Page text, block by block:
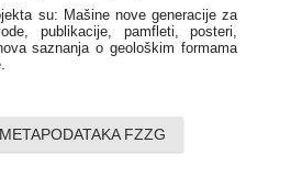
su: Mašine nove generacije za
publikacije, pamfleti, posteri,
saznanja o geološkim formama
FZZG